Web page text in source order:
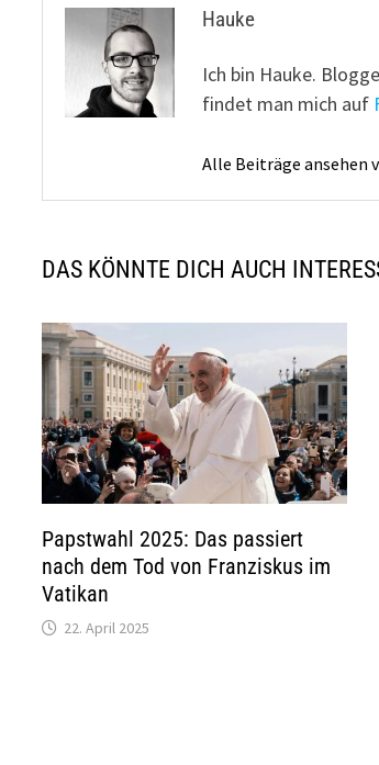
Hauke
Ich bin Hauke.
findet man mich auf
Alle Beiträge ansehen
DAS KÖNNTE DICH AUCH
Papstwahl 2025: Das passiert
nach dem Tod von Franziskus im
Vatikan
22. April 2025